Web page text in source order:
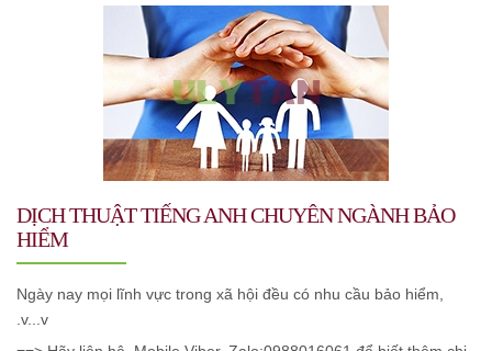
DỊCH THUẬT TIẾNG ANH CHUYÊN NGÀNH BẢO
HIỂM
Ngày nay mọi lĩnh vực trong xã hội đều có nhu cầu bảo hiểm,
.v...v